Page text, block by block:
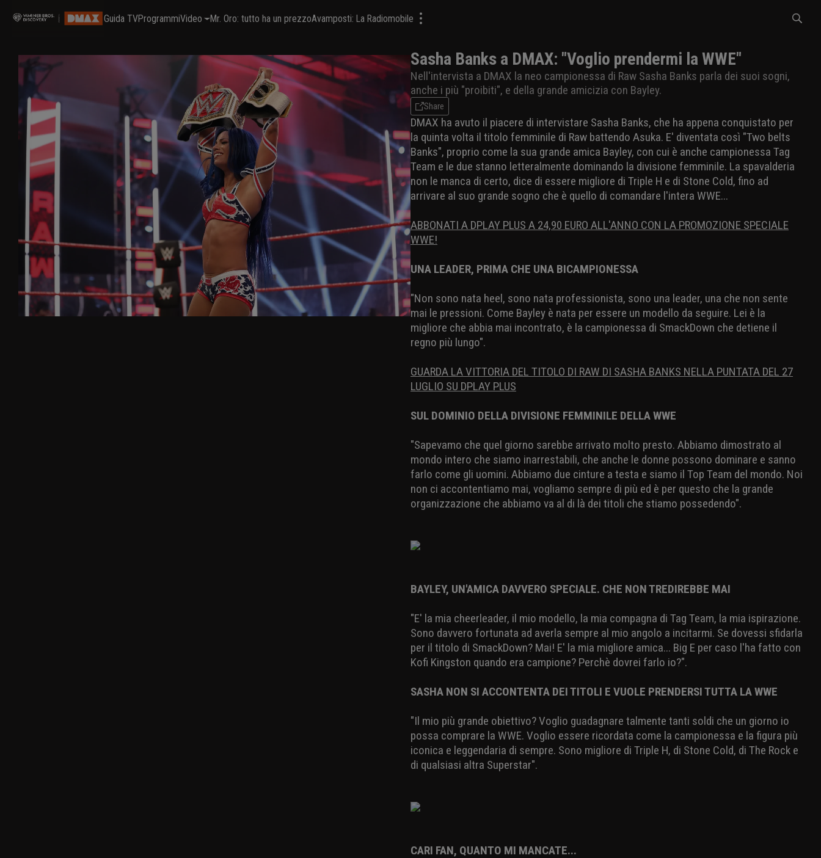
Guida TVProgrammiVideo Mr. Oro: tutto ha un prezzoAvamposti: La Radiomobile
Sasha Banks a DMAX: "Voglio prendermi la WWE"
Nell'intervista a DMAX la neo campionessa di Raw Sasha Banks parla dei suoi sogni,
anche i più "proibiti", e della grande amicizia con Bayley.
Share
DMAX ha avuto il piacere di intervistare Sasha Banks, che ha appena conquistato per
la quinta volta il titolo femminile di Raw battendo Asuka. E' diventata così "Two belts
Banks", proprio come la sua grande amica Bayley, con cui è anche campionessa Tag
Team e le due stanno letteralmente dominando la divisione femminile. La spavalderia
non le manca di certo, dice di essere migliore di Triple H e di Stone Cold, fino ad
arrivare al suo grande sogno che è quello di comandare l'intera WWE...
ABBONATI A DPLAY PLUS A 24,90 EURO ALL'ANNO CON LA PROMOZIONE SPECIALE
WWE!
UNA LEADER, PRIMA CHE UNA BICAMPIONESSA
"Non sono nata heel, sono nata professionista, sono una leader, una che non sente
mai le pressioni. Come Bayley è nata per essere un modello da seguire. Lei è la
migliore che abbia mai incontrato, è la campionessa di SmackDown che detiene il
regno più lungo".
GUARDA LA VITTORIA DEL TITOLO DI RAW DI SASHA BANKS NELLA PUNTATA DEL 27
LUGLIO SU DPLAY PLUS
SUL DOMINIO DELLA DIVISIONE FEMMINILE DELLA WWE
"Sapevamo che quel giorno sarebbe arrivato molto presto. Abbiamo dimostrato al
mondo intero che siamo inarrestabili, che anche le donne possono dominare e sanno
farlo come gli uomini. Abbiamo due cinture a testa e siamo il Top Team del mondo. Noi
non ci accontentiamo mai, vogliamo sempre di più ed è per questo che la grande
organizzazione che abbiamo va al di là dei titoli che stiamo possedendo".
BAYLEY, UN'AMICA DAVVERO SPECIALE. CHE NON TREDIREBBE MAI
"E' la mia cheerleader, il mio modello, la mia compagna di Tag Team, la mia ispirazione.
Sono davvero fortunata ad averla sempre al mio angolo a incitarmi. Se dovessi sfidarla
per il titolo di SmackDown? Mai! E' la mia migliore amica... Big E per caso l'ha fatto con
Kofi Kingston quando era campione? Perchè dovrei farlo io?".
SASHA NON SI ACCONTENTA DEI TITOLI E VUOLE PRENDERSI TUTTA LA WWE
"Il mio più grande obiettivo? Voglio guadagnare talmente tanti soldi che un giorno io
possa comprare la WWE. Voglio essere ricordata come la campionessa e la figura più
iconica e leggendaria di sempre. Sono migliore di Triple H, di Stone Cold, di The Rock e
di qualsiasi altra Superstar".
CARI FAN, QUANTO MI MANCATE...